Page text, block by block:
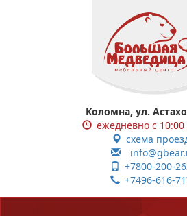
Коломна, ул.
ежедневно с 10:00
схема
+7800-200-
+7496-616-